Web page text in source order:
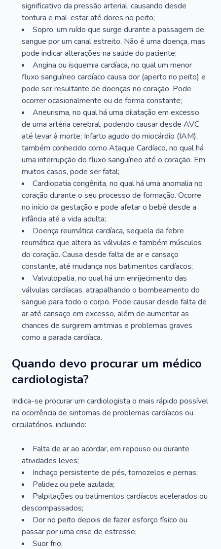
significativo da pressão arterial, causando desde
tontura e mal-estar até dores no peito;
Sopro, um ruído que surge durante a passagem de
sangue por um canal estreito. Não é uma doença, mas
pode indicar alterações na saúde do paciente;
Angina ou isquemia cardíaca, no qual um menor
fluxo sanguíneo cardíaco causa dor (aperto no peito) e
pode ser resultante de doenças no coração. Pode
ocorrer ocasionalmente ou de forma constante;
Aneurisma, no qual há uma dilatação em excesso
de uma artéria cerebral, podendo causar desde AVC
até levar à morte; Infarto agudo do miocárdio (IAM),
também conhecido como Ataque Cardíaco, no qual há
uma interrupção do fluxo sanguíneo até o coração. Em
muitos casos, pode ser fatal;
Cardiopatia congênita, no qual há uma anomalia no
coração durante o seu processo de formação. Ocorre
no início da gestação e pode afetar o bebê desde a
infância até a vida adulta;
Doença reumática cardíaca, sequela da febre
reumática que altera as válvulas e também músculos
do coração. Causa desde falta de ar e cansaço
constante, até mudança nos batimentos cardíacos;
Valvulopatia, no qual há um enrijecimento das
válvulas cardíacas, atrapalhando o bombeamento do
sangue para todo o corpo. Pode causar desde falta de
ar até cansaço em excesso, além de aumentar as
chances de surgirem arritmias e problemas graves
como a parada cardíaca.
Quando devo procurar um médico
cardiologista?
Indica-se procurar um cardiologista o mais rápido possível
na ocorrência de sintomas de problemas cardíacos ou
circulatórios, incluindo:
Falta de ar ao acordar, em repouso ou durante
atividades leves;
Inchaço persistente de pés, tornozelos e pernas;
Palidez ou pele azulada;
Palpitações ou batimentos cardíacos acelerados ou
descompassados;
Dor no peito depois de fazer esforço físico ou
passar por uma crise de estresse;
Suor frio;